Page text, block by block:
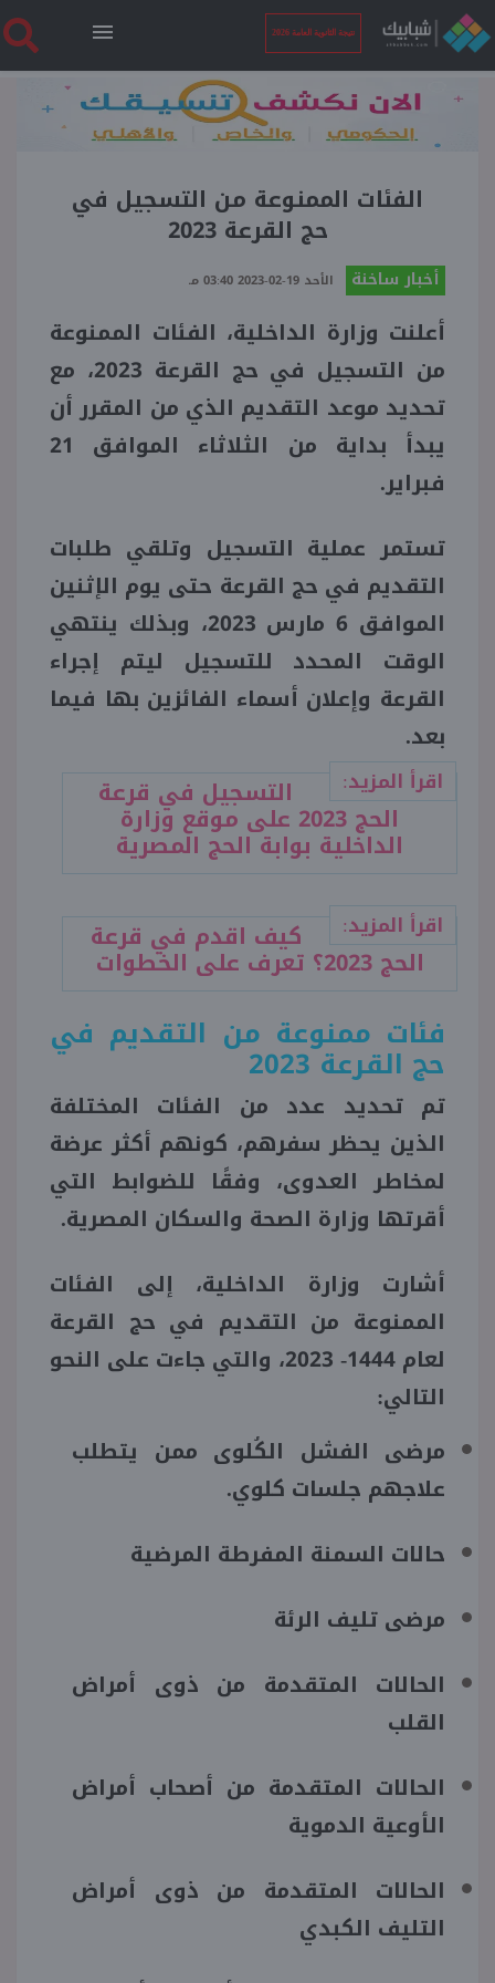
نتيجة الثانوية العامة 2026
الرئيسية
نتيجة الثانوية العامة 2026
فنجان قهوة
بوابة الطلبة
منوعات
الفئات الممنوعة من التسجيل في
حج القرعة 2023
أخبار ساخنة الأحد 19-02-2023 03:40 مـ
أعلنت وزارة الداخلية، الفئات الممنوعة
من التسجيل في حج القرعة 2023، مع
تحديد موعد التقديم الذي من المقرر أن
يبدأ بداية من الثلاثاء الموافق 21
فبراير.
تستمر عملية التسجيل وتلقي طلبات
التقديم في حج القرعة حتى يوم الإثنين
الموافق 6 مارس 2023، وبذلك ينتهي
الوقت المحدد للتسجيل ليتم إجراء
القرعة وإعلان أسماء الفائزين بها فيما
بعد.
اقرأ المزيد: التسجيل في قرعة
الحج 2023 على موقع وزارة
الداخلية بوابة الحج المصرية
اقرأ المزيد: كيف اقدم في قرعة
الحج 2023؟ تعرف على الخطوات
فئات ممنوعة من التقديم في
حج القرعة 2023
تم تحديد عدد من الفئات المختلفة
الذين يحظر سفرهم، كونهم أكثر عرضة
لمخاطر العدوى، وفقًا للضوابط التي
أقرتها وزارة الصحة والسكان المصرية.
أشارت وزارة الداخلية، إلى الفئات
الممنوعة من التقديم في حج القرعة
لعام 1444- 2023، والتي جاءت على النحو
التالي:
مرضى الفشل الكُلوى ممن يتطلب
علاجهم جلسات كلوي.
حالات السمنة المفرطة المرضية
مرضى تليف الرئة
الحالات المتقدمة من ذوى أمراض
القلب
الحالات المتقدمة من أصحاب أمراض
الأوعية الدموية
الحالات المتقدمة من ذوى أمراض
التليف الكبدي